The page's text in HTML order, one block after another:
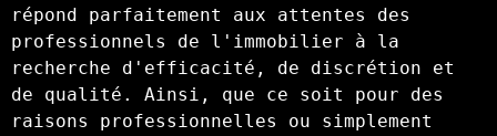
répond parfaitement aux attentes des
professionnels de l'immobilier à la
recherche d'efficacité, de discrétion et
de qualité. Ainsi, que ce soit pour des
raisons professionnelles ou simplement